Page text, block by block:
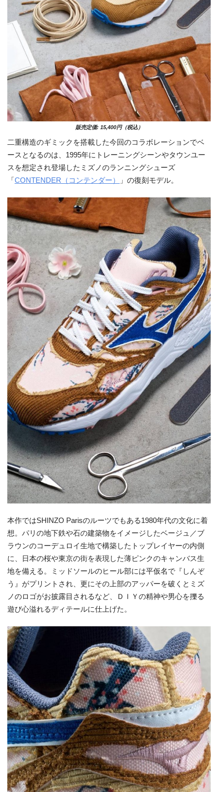
販売定価: 15,400円（税込）
二重構造のギミックを搭載した今回のコラボレーションでベ
ースとなるのは、1995年にトレーニングシーンやタウンユー
スを想定され登場したミズノのランニングシューズ
「CONTENDER（コンテンダー） 」の復刻モデル。
本作ではSHINZO Parisのルーツでもある1980年代の文化に着
想。パリの地下鉄や石の建築物をイメージしたベージュ／ブ
ラウンのコーデュロイ生地で構築したトップレイヤーの内側
に、日本の桜や東京の街を表現した薄ピンクのキャンバス生
地を備える。ミッドソールのヒール部には平仮名で『しんぞ
う』がプリントされ、更にその上部のアッパーを破くとミズ
ノのロゴがお披露目されるなど、ＤＩＹの精神や男心を擽る
遊び心溢れるディテールに仕上げた。